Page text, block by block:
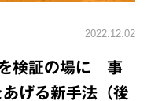
2022.12.02
検証の場に 事
げる新手法（後